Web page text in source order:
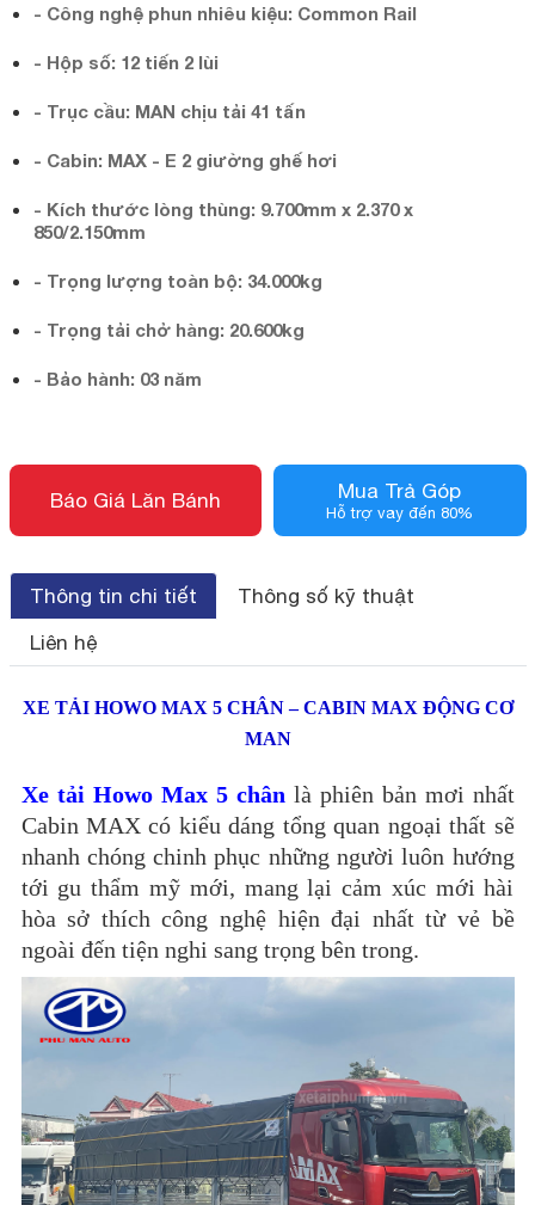
- Công nghệ phun nhiêu kiệu: Common Rail
- Hộp số: 12 tiến 2 lùi
- Trục cầu: MAN chịu tải 41 tấn
- Cabin: MAX - E 2 giường ghế hơi
- Kích thước lòng thùng: 9.700mm x 2.370 x
850/2.150mm
- Trọng lượng toàn bộ: 34.000kg
- Trọng tải chở hàng: 20.600kg
- Bảo hành: 03 năm
Báo Giá Lăn Bánh Mua Trả Góp
Hỗ trợ vay đến 80%
Thông tin chi tiết
Thông số kỹ thuật
Liên hệ
XE TẢI HOWO MAX 5 CHÂN – CABIN MAX ĐỘNG CƠ
MAN
Xe tải Howo Max 5 chân là phiên bản mơi nhất
Cabin MAX có kiểu dáng tổng quan ngoại thất sẽ
nhanh chóng chinh phục những người luôn hướng
tới gu thẩm mỹ mới, mang lại cảm xúc mới hài
hòa sở thích công nghệ hiện đại nhất từ vẻ bề
ngoài đến tiện nghi sang trọng bên trong.